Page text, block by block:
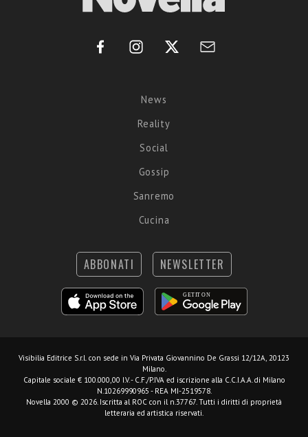
News
Reality
Social
Gossip
Sanremo
Cucina
ABBONATI NEWSLETTER
Visibilia Editrice S.r.l. con sede in Via Privata Giovannino De Grassi 12/12A, 20123
Milano.
Capitale sociale € 100.000,00 I.V. - C.F./P.IVA ed iscrizione alla C.C.I.A.A. di Milano
N.10269990965 - REA MI-2519578.
Novella 2000 © 2026. Iscritta al ROC con il n.37767. Tutti i diritti di proprietà
letteraria ed artistica riservati.